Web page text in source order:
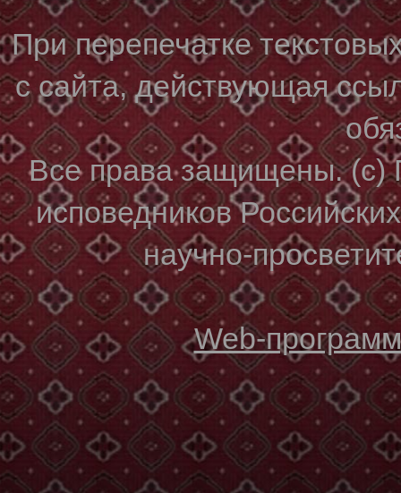
При перепечатке
с сайта, действующая
Все права защищены. (с)
исповедников
научно-
Web-